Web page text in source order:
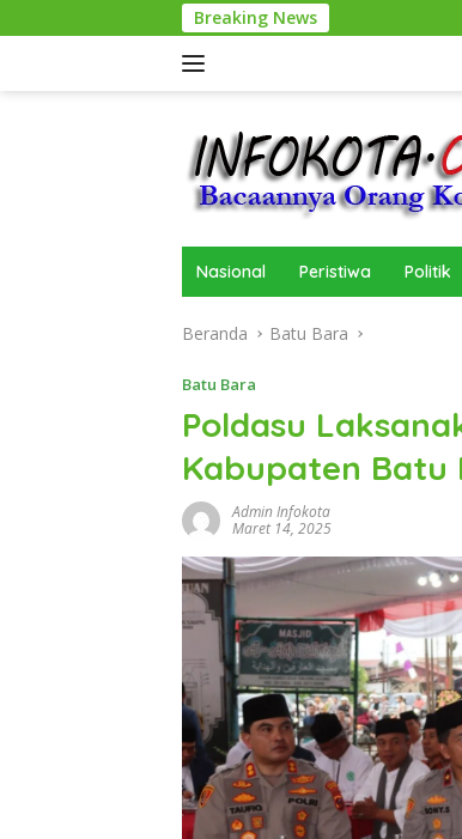
ke
Breaking News
Nasional Peristiwa Politik
Beranda Batu Bara
Batu Bara
Poldasu
Kabupaten Batu
Admin Infokota
Maret 14, 2025